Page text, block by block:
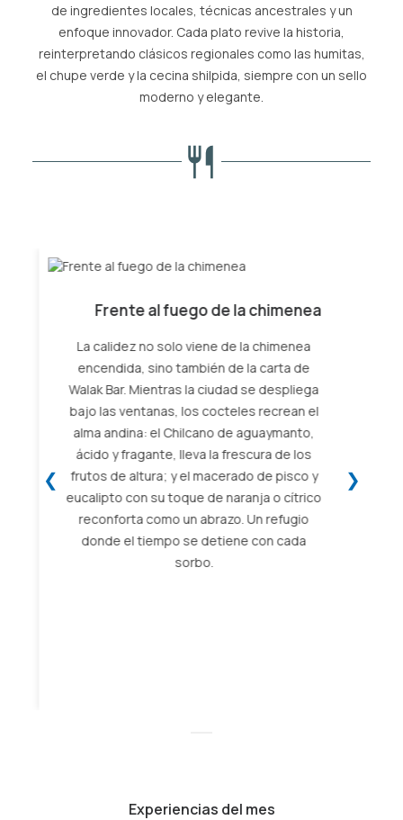
de ingredientes locales, técnicas ancestrales y un
enfoque innovador. Cada plato revive la historia,
reinterpretando clásicos regionales como las humitas,
el chupe verde y la cecina shilpida, siempre con un sello
moderno y elegante.
❮
Sabores de altura y tradición
Paprika Cajamarca rescata lo mejor de la
cocina andina: quesos, papas y carnes
❯
Experiencias del mes